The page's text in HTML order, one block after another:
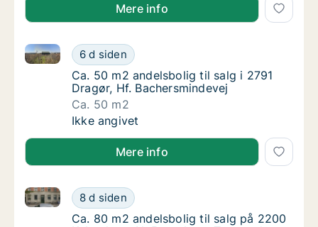
Mere info
Ca. 50 m2 andelsbolig til salg i 2791
6 d siden
Ca. 50 m2 andelsbolig til salg i 2791 Dragør, Hf.
Ca. 50 m2 andelsbolig til salg i 2791
Ca. 50 m2 andelsbolig til salg i 2791
Dragør, Hf. Bachersmindevej
Ca. 50 m2
Ca. 50 m2 andelsbolig til salg i 2791
Ikke angivet
Mere info
Ca. 80 m2 andelsbolig til salg på 2200
8 d siden
Ca. 80 m2 andelsbolig til salg på 2200 København
Ca. 80 m2 andelsbolig til salg på 2200
Ca. 80 m2 andelsbolig til salg på 2200